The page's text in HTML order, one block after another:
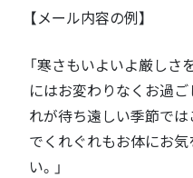
【メール内容の例】
「寒さもいよいよ厳しさ
にはお変わりなくお過
れが待ち遠しい季節では
でくれぐれもお体にお
い。」